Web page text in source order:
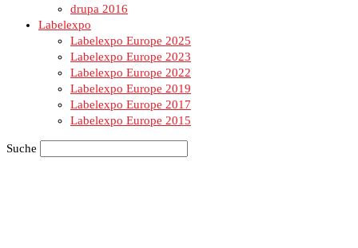
drupa 2016
Labelexpo
Labelexpo Europe 2025
Labelexpo Europe 2023
Labelexpo Europe 2022
Labelexpo Europe 2019
Labelexpo Europe 2017
Labelexpo Europe 2015
Suche